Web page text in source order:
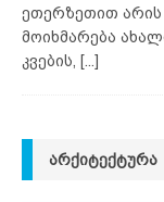
ეთერზეთით არის
მოიხმარება
კვების,
[...]
ᲐᲠᲥᲘᲢᲔᲥᲢᲣᲠᲐ